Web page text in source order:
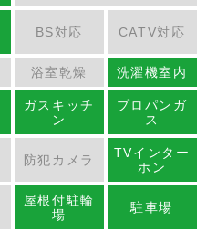
BS対応 CATV対応
浴室乾燥 洗濯機室内
ガスキッチ
ン
プロパンガ
ス
防犯カメラ
TVインター
ホン
屋根付駐輪
場
駐車場